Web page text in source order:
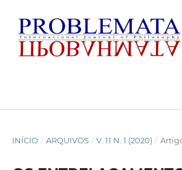
INÍCIO / ARQUIVOS / V. 11 N. 1 (2020) /